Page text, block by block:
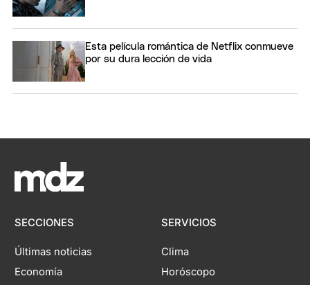
Esta película romántica de Netflix conmueve
por su dura lección de vida
SECCIONES
Últimas noticias
Economía
SERVICIOS
Clima
Horóscopo